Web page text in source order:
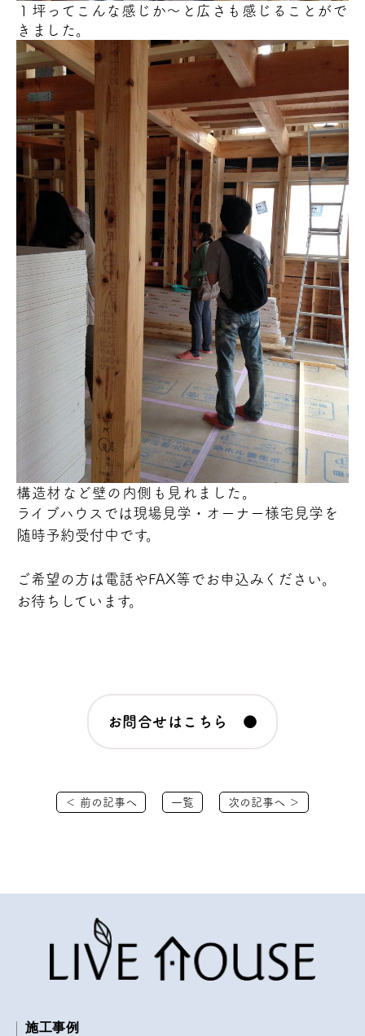
１坪ってこんな感じか～と広さも感じることがで
きました。
構造材など壁の内側も見れました。
ライブハウスでは現場見学・オーナー様宅見学を
随時予約受付中です。
ご希望の方は電話やFAX等でお申込みください。
お待ちしています。
お問合せはこちら ●
＜ 前の記事へ 一覧 次の記事へ ＞
施工事例